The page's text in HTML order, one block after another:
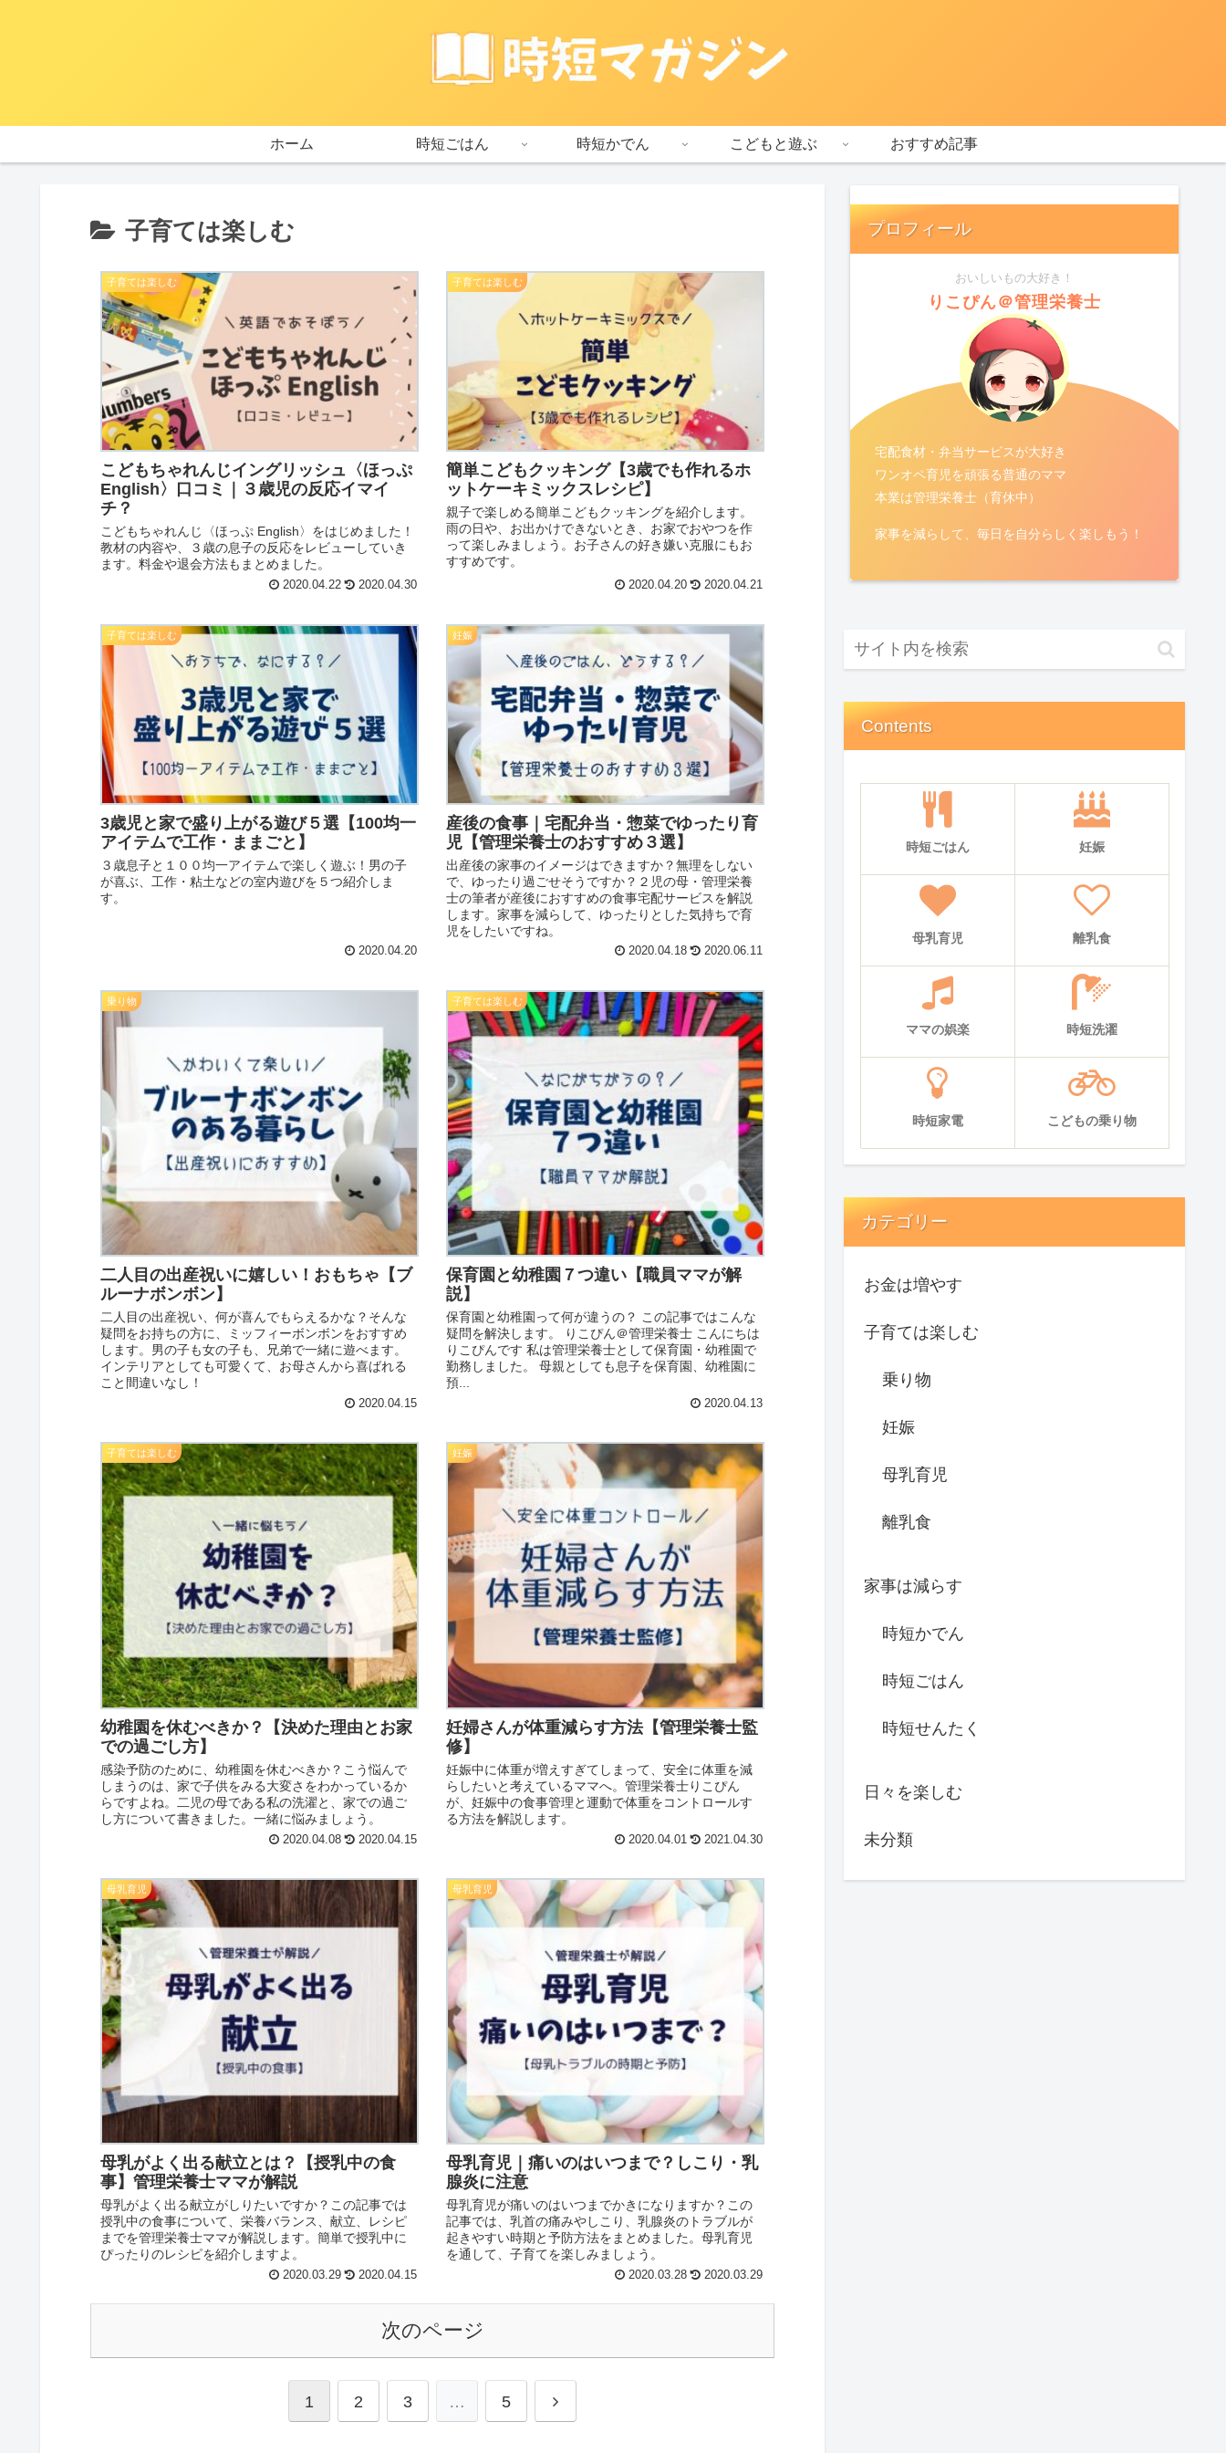
ホーム 時短ごはん 時短かでん こどもと遊ぶ おすすめ記事
子育ては楽しむ
子育ては楽しむ
こどもちゃれんじイングリッシュ〈ほっぷ
English〉口コミ｜３歳児の反応イマイ
チ？
こどもちゃれんじ〈ほっぷ English〉をはじめました！
教材の内容や、３歳の息子の反応をレビューしていき
ます。料金や退会方法もまとめました。
2020.04.22 2020.04.30
子育ては楽しむ
簡単こどもクッキング【3歳でも作れるホ
ットケーキミックスレシピ】
親子で楽しめる簡単こどもクッキングを紹介します。
雨の日や、お出かけできないとき、お家でおやつを作
って楽しみましょう。お子さんの好き嫌い克服にもお
すすめです。
2020.04.20 2020.04.21
子育ては楽しむ
3歳児と家で盛り上がる遊び５選【100均一
アイテムで工作・ままごと】
３歳息子と１００均一アイテムで楽しく遊ぶ！男の子
が喜ぶ、工作・粘土などの室内遊びを５つ紹介しま
す。
2020.04.20
妊娠
産後の食事｜宅配弁当・惣菜でゆったり育
児【管理栄養士のおすすめ３選】
出産後の家事のイメージはできますか？無理をしない
で、ゆったり過ごせそうですか？２児の母・管理栄養
士の筆者が産後におすすめの食事宅配サービスを解説
します。家事を減らして、ゆったりとした気持ちで育
児をしたいですね。
2020.04.18 2020.06.11
乗り物
二人目の出産祝いに嬉しい！おもちゃ【ブ
ルーナボンボン】
二人目の出産祝い、何が喜んでもらえるかな？そんな
疑問をお持ちの方に、ミッフィーボンボンをおすすめ
します。男の子も女の子も、兄弟で一緒に遊べます。
インテリアとしても可愛くて、お母さんから喜ばれる
こと間違いなし！
2020.04.15
子育ては楽しむ
保育園と幼稚園７つ違い【職員ママが解
説】
保育園と幼稚園って何が違うの？ この記事ではこんな
疑問を解決します。 りこぴん＠管理栄養士 こんにちは
りこぴんです 私は管理栄養士として保育園・幼稚園で
勤務しました。 母親としても息子を保育園、幼稚園に
預...
2020.04.13
子育ては楽しむ
幼稚園を休むべきか？【決めた理由とお家
での過ごし方】
感染予防のために、幼稚園を休むべきか？こう悩んで
しまうのは、家で子供をみる大変さをわかっているか
らですよね。二児の母である私の洗濯と、家での過ご
し方について書きました。一緒に悩みましょう。
2020.04.08 2020.04.15
妊娠
妊婦さんが体重減らす方法【管理栄養士監
修】
妊娠中に体重が増えすぎてしまって、安全に体重を減
らしたいと考えているママへ。管理栄養士りこぴん
が、妊娠中の食事管理と運動で体重をコントロールす
る方法を解説します。
2020.04.01 2021.04.30
母乳育児
母乳がよく出る献立とは？【授乳中の食
事】管理栄養士ママが解説
母乳がよく出る献立がしりたいですか？この記事では
授乳中の食事について、栄養バランス、献立、レシピ
までを管理栄養士ママが解説します。簡単で授乳中に
ぴったりのレシピを紹介しますよ。
2020.03.29 2020.04.15
母乳育児
母乳育児｜痛いのはいつまで？しこり・乳
腺炎に注意
母乳育児が痛いのはいつまでかきになりますか？この
記事では、乳首の痛みやしこり、乳腺炎のトラブルが
起きやすい時期と予防方法をまとめました。母乳育児
を通して、子育てを楽しみましょう。
2020.03.28 2020.03.29
次のページ
1 2 3 … 5
プロフィール
おいしいもの大好き！
りこぴん＠管理栄養士
宅配食材・弁当サービスが大好き
ワンオペ育児を頑張る普通のママ
本業は管理栄養士（育休中）
家事を減らして、毎日を自分らしく楽しもう！
Contents
時短ごはん 妊娠
母乳育児 離乳食
ママの娯楽 時短洗濯
時短家電 こどもの乗り物
カテゴリー
お金は増やす
子育ては楽しむ
乗り物
妊娠
母乳育児
離乳食
家事は減らす
時短かでん
時短ごはん
時短せんたく
日々を楽しむ
未分類